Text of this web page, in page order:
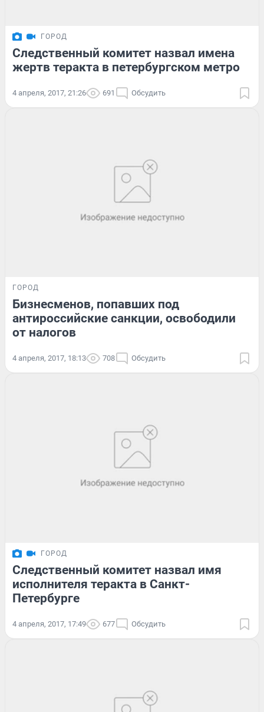
ГОРОД
Следственный комитет назвал имена
жертв теракта в петербургском метро
4 апреля, 2017, 21:26 691 Обсудить
ГОРОД
Бизнесменов, попавших под
антироссийские санкции, освободили
от налогов
4 апреля, 2017, 18:13 708 Обсудить
ГОРОД
Следственный комитет назвал имя
исполнителя теракта в Санкт-
Петербурге
4 апреля, 2017, 17:49 677 Обсудить